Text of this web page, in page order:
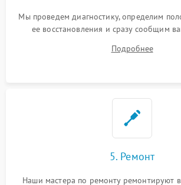
Мы проведем диагностику, определим
ее восстановления и сразу сообщим
Подробнее
5. Ремонт
Наши мастера по ремонту ремонтируют